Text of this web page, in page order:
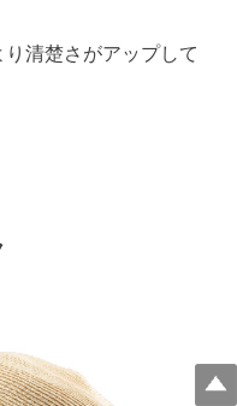
清楚さがアップして